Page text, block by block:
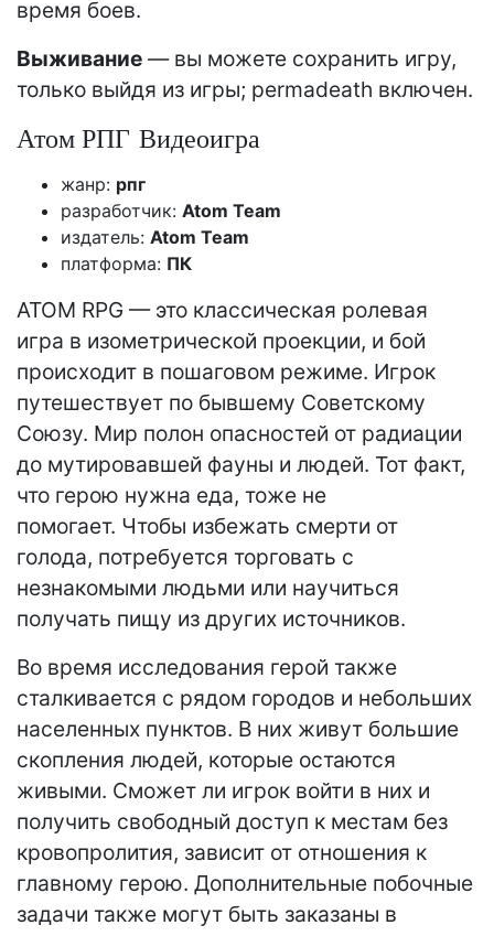
время боев.
Выживание — вы можете сохранить игру,
только выйдя из игры; permadeath включен.
Атом РПГ Видеоигра
жанр: рпг
разработчик: Atom Team
издатель: Atom Team
платформа: ПК
ATOM RPG — это классическая ролевая
игра в изометрической проекции, и бой
происходит в пошаговом режиме. Игрок
путешествует по бывшему Советскому
Союзу. Мир полон опасностей от радиации
до мутировавшей фауны и людей. Тот факт,
что герою нужна еда, тоже не
помогает. Чтобы избежать смерти от
голода, потребуется торговать с
незнакомыми людьми или научиться
получать пищу из других источников.
Во время исследования герой также
сталкивается с рядом городов и небольших
населенных пунктов. В них живут большие
скопления людей, которые остаются
живыми. Сможет ли игрок войти в них и
получить свободный доступ к местам без
кровопролития, зависит от отношения к
главному герою. Дополнительные побочные
задачи также могут быть заказаны в